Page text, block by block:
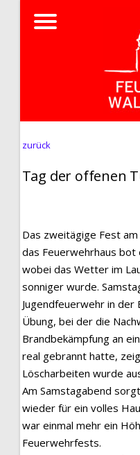
zurück
Tag der offenen
Das zweitägige Fest
das Feuerwehrhaus bot
wobei das Wetter im
sonniger wurde.
Jugendfeuerwehr in der
Übung, bei der die
Brandbekämpfung an
real gebrannt hatte,
Löscharbeiten wurde
Am Samstagabend
wieder für ein volles
war einmal mehr ein
Feuerwehrfests.